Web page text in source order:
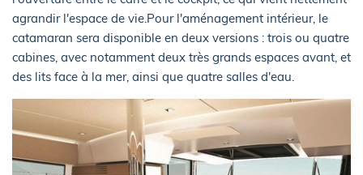
agrandir l'espace de vie.Pour l'aménagement intérieur, le
catamaran sera disponible en deux versions : trois ou quatre
cabines, avec notamment deux très grands espaces avant, et
des lits face à la mer, ainsi que quatre salles d'eau.